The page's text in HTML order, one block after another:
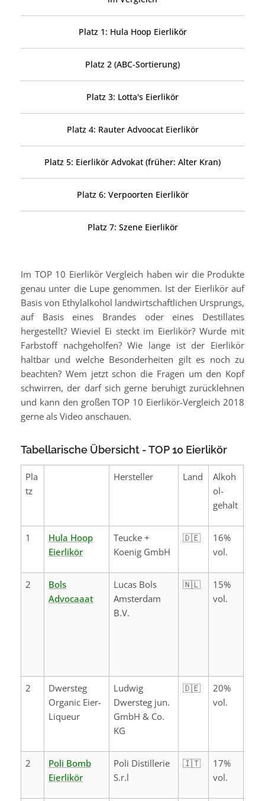
Platz 1: Hula Hoop Eierlikör
Platz 2 (ABC-Sortierung)
Platz 3: Lotta's Eierlikör
Platz 4: Rauter Advoocat Eierlikör
Platz 5: Eierlikör Advokat (früher: Alter Kran)
Platz 6: Verpoorten Eierlikör
Platz 7: Szene Eierlikör
Im TOP 10 Eierlikör Vergleich haben wir die Produkte
genau unter die Lupe genommen. Ist der Eierlikör auf
Basis von Ethylalkohol landwirtschaftlichen Ursprungs,
auf Basis eines Brandes oder eines Destillates
hergestellt? Wieviel Ei steckt im Eierlikör? Wurde mit
Farbstoff nachgeholfen? Wie lange ist der Eierlikör
haltbar und welche Besonderheiten gilt es noch zu
beachten? Wem jetzt schon die Fragen um den Kopf
schwirren, der darf sich gerne beruhigt zurücklehnen
und kann den großen TOP 10 Eierlikör-Vergleich 2018
gerne als Video anschauen.
Tabellarische Übersicht - TOP 10 Eierlikör
Pla
tz
Hersteller Land
Alkoh
ol-
gehalt
1
Hula Hoop
Eierlikör
Teucke +
Koenig GmbH
🇩🇪
16%
vol.
2
Bols
Advocaaat
Lucas Bols
Amsterdam
B.V.
🇳🇱
15%
vol.
2
Dwersteg
Organic Eier-
Liqueur
Ludwig
Dwersteg jun.
GmbH & Co.
KG
🇩🇪
20%
vol.
2
Poli Bomb
Eierlikör
Poli Distillerie
S.r.l
🇮🇹
17%
vol.